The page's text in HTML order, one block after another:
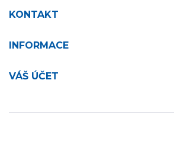
KONTAKT
INFORMACE
VÁŠ ÚČET